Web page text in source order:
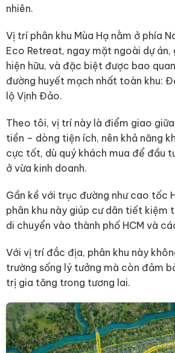
nhiên.
Vị trí phân khu Mùa Hạ nằm ở phía
Eco Retreat, ngay mặt ngoài dự án,
hiện hữu, và đặc biệt được bao
đường huyết mạch nhất toàn khu:
lộ Vịnh Đảo.
Theo tôi, vị trí này là điểm giao
tiền – dòng tiện ích, nên khả năng
cực tốt, dù quý khách mua để đầu
ở vừa kinh doanh.
Gần kề với trục đường như cao tốc
phân khu này giúp cư dân tiết kiệm
di chuyển vào thành phố HCM và
Với vị trí đắc địa, phân khu này
trường sống lý tưởng mà còn đảm
trị gia tăng trong tương lai.